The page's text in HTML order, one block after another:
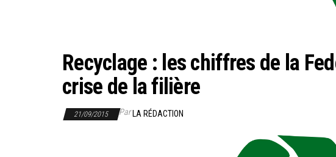
Recyclage : les chiffres de la
crise de la filière
21/09/2015 ParLA RÉDACTION